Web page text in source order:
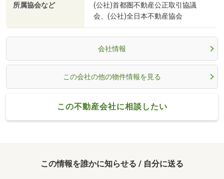
所属協会など
(公社)首都圏不動産公正取引協議
会、(公社)全日本不動産協会
会社情報
この会社の他の物件情報を見る
この不動産会社に相談したい
この情報を誰かに知らせる / 自分に送る